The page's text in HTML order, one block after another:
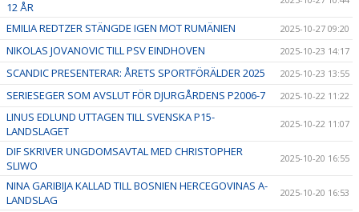
12 ÅR
EMILIA REDTZER STÄNGDE IGEN MOT RUMÄNIEN 2025-10-27 09:20
NIKOLAS JOVANOVIC TILL PSV EINDHOVEN 2025-10-23 14:17
SCANDIC PRESENTERAR: ÅRETS SPORTFÖRÄLDER 2025 2025-10-23 13:55
SERIESEGER SOM AVSLUT FÖR DJURGÅRDENS P2006-7 2025-10-22 11:22
LINUS EDLUND UTTAGEN TILL SVENSKA P15-
LANDSLAGET
2025-10-22 11:07
DIF SKRIVER UNGDOMSAVTAL MED CHRISTOPHER
SLIWO
2025-10-20 16:55
NINA GARIBIJA KALLAD TILL BOSNIEN HERCEGOVINAS A-
LANDSLAG
2025-10-20 16:53